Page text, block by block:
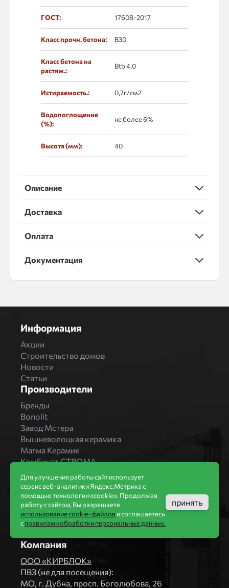
ГОСТ: 17608-2017
Класс прочн. бетона: B30
Класс бетона на
растяж.:
Btb 4,0
Истираемость.: 0,7г/см2
Водопоглощение
(%):
не более 6%
Высота (мм): 40
Описание
Доставка
Оплата
Документация
Информация
Акции
Строительство домов
Новости
Статьи
Производители
Бренды
Bonolit
Завод Мстера
Вышневолоцкая керамика
Магма Керамик
Комбинат СТРОМА
Вяземский кирпичный завод
Продукция
Каталог
Блоки Bonolit
Строительный кирпич
Компания
ООО «КИРБЛОК»
ПВЗ (не для посещения):
МO, г. Дубна, просп. Боголюбова, 26
Для улучшения работы сайт использует
сервис веб-аналитики Яндекс.Метрика с
помощью технологии «cookie». Продолжая
работу с сайтом, Вы разрешаете
использование cookie-файлови соглашаетесь
справилами обработки персональных данных.
принять